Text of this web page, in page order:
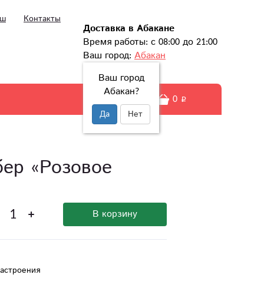
Контакты
Доставка в Абакане
Время работы: с 08:00 до 21:00
Ваш город: Абакан
Ваш город
Абакан?
Да Нет
0
«Розовое
В корзину